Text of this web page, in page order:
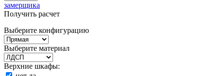
замерщика
Получить расчет
Выберите конфигурацию
Выберите материал
Верхние шкафы: